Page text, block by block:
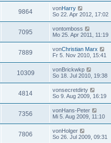
9864 vonHarry
So 22. Apr 2012, 17:02
7095 vontomboss
Mo 25. Apr 2011, 11:19
7889 vonChristian Marx
Fr 5. Nov 2010, 15:41
10309 vonBrickwkp
So 18. Jul 2010, 19:38
4814 vonsecretdirty
So 9. Aug 2009, 16:19
7356 vonHans-Peter
Mi 5. Aug 2009, 11:10
7806 vonHolger
So 26. Jul 2009, 09:31